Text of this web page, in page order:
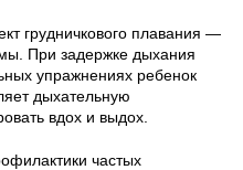
грудничкового плавания —
При задержке дыхания
упражнениях ребенок
дыхательную
вдох и выдох.
частых